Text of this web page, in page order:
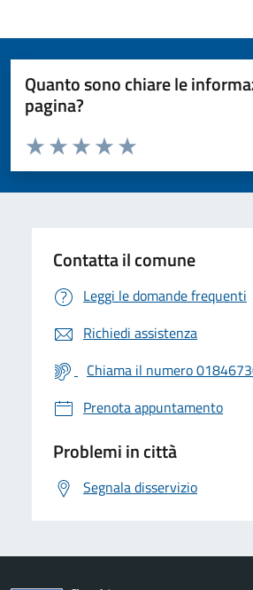
Quanto sono chiare le
pagina?
Valuta da 1 a 5 stelle la pagina
Valuta 5 stelle su 5
Valuta 4 stelle su 5
Valuta 3 stelle su 5
Valuta 2 stelle su 5
Valuta 1 stelle su 5
Contatta il comune
Leggi le domande frequenti
Richiedi assistenza
Chiama il numero
Prenota appuntamento
Problemi in città
Segnala disservizio